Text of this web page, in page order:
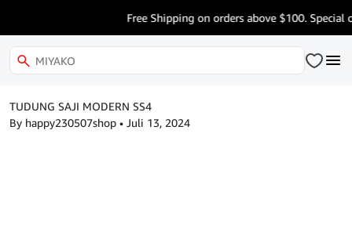
Free Shipping on orders above $100. Special
TUDUNG SAJI MODERN SS4
By happy230507shop • Juli 13, 2024